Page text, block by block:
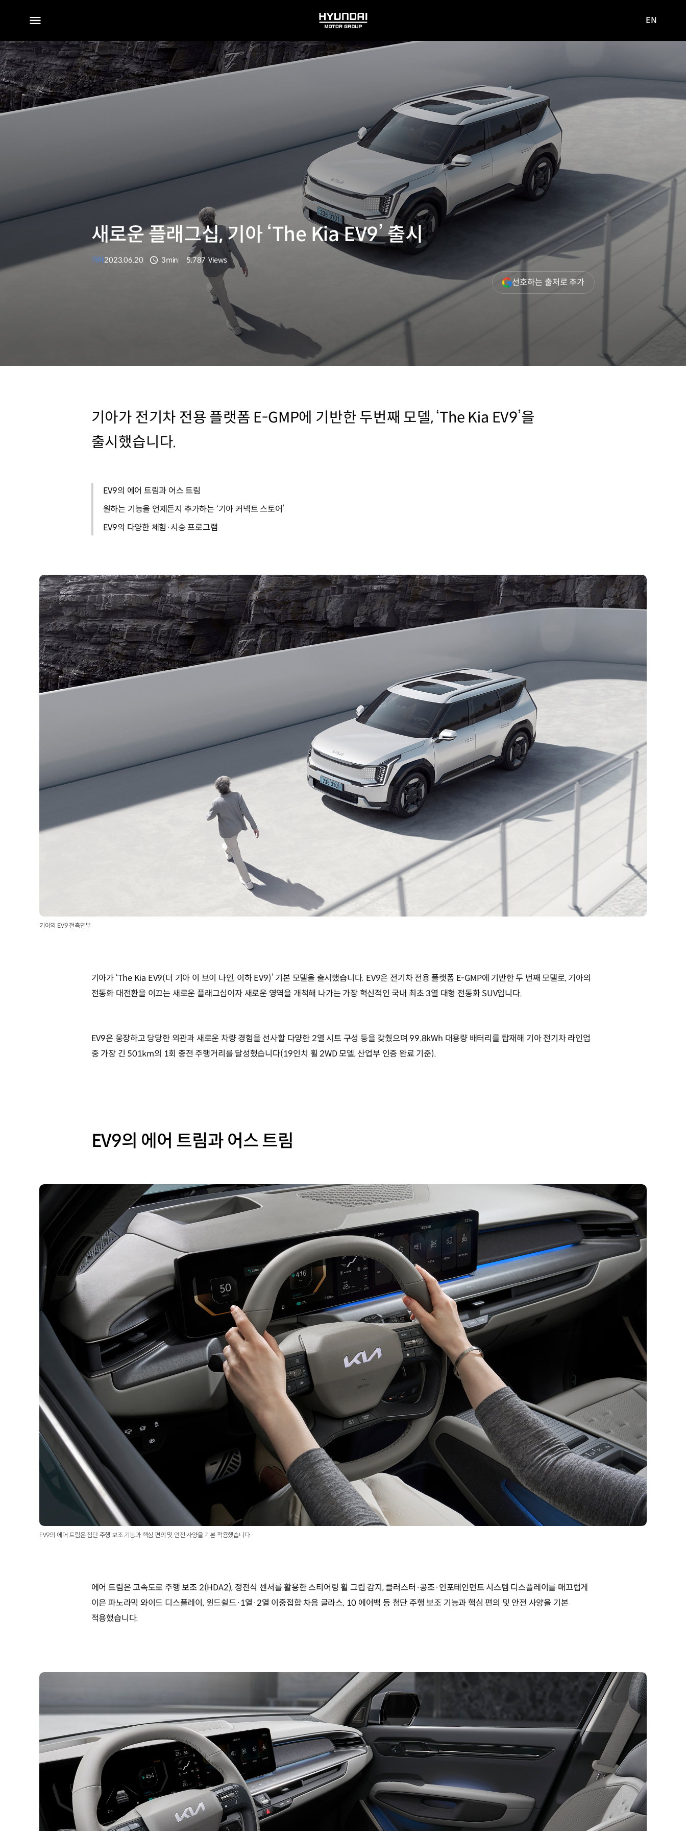
전체
메뉴
HYUNDAI
MOTOR
GROUP
사이트로
EN
새로운 플래그십, 기아 ‘The Kia EV9’ 출시
기아2023.06.20 3min
조회수
5,787 Views
선호하는 출처로 추가(새
창
기아가 전기차 전용 플랫폼 E-GMP에 기반한 두번째 모델, ‘The Kia EV9’을
출시했습니다.
EV9의 에어 트림과 어스 트림
원하는 기능을 언제든지 추가하는 ‘기아 커넥트 스토어’
EV9의 다양한 체험·시승 프로그램
기아의 EV9 전측면부
기아가 ‘The Kia EV9(더 기아 이 브이 나인, 이하 EV9)’ 기본 모델을 출시했습니다. EV9은 전기차 전용 플랫폼 E-GMP에 기반한 두 번째 모델로, 기아의
전동화 대전환을 이끄는 새로운 플래그십이자 새로운 영역을 개척해 나가는 가장 혁신적인 국내 최초 3열 대형 전동화 SUV입니다.
EV9은 웅장하고 당당한 외관과 새로운 차량 경험을 선사할 다양한 2열 시트 구성 등을 갖췄으며 99.8kWh 대용량 배터리를 탑재해 기아 전기차 라인업
중 가장 긴 501km의 1회 충전 주행거리를 달성했습니다(19인치 휠 2WD 모델, 산업부 인증 완료 기준).
EV9의 에어 트림과 어스 트림
EV9의 에어 트림은 첨단 주행 보조 기능과 핵심 편의 및 안전 사양을 기본 적용했습니다
에어 트림은 고속도로 주행 보조 2(HDA2), 정전식 센서를 활용한 스티어링 휠 그립 감지, 클러스터·공조·인포테인먼트 시스템 디스플레이를 매끄럽게
이은 파노라믹 와이드 디스플레이, 윈드쉴드·1열·2열 이중접합 차음 글라스, 10 에어백 등 첨단 주행 보조 기능과 핵심 편의 및 안전 사양을 기본
적용했습니다.